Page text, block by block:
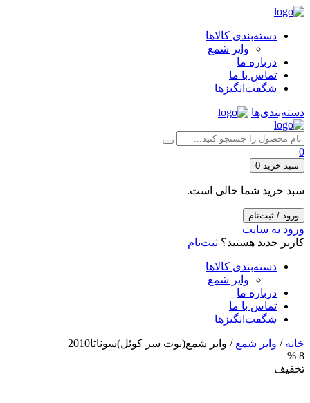
دسته‌بندی کالاها
وایر شمع
درباره ما
تماس با ما
شگفت‌انگیزها
دسته‌بندی‌ها
0
سبد خرید 0
سبد خرید شما خالی است.
ورود / ثبت‌نام
ورود به سایت
کاربر جدید هستید؟ ثبت‌نام
دسته‌بندی کالاها
وایر شمع
درباره ما
تماس با ما
شگفت‌انگیزها
خانه / وایر شمع / وایر شمع(بوت سر کوئل)سوناتا2010
8 %
تخفیف